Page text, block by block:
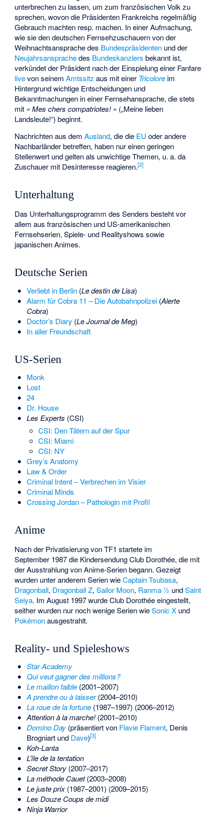
unterbrechen zu lassen, um zum französischen Volk zu
sprechen, wovon die Präsidenten Frankreichs regelmäßig
Gebrauch machten resp. machen. In einer Aufmachung,
wie sie den deutschen Fernsehzuschauern von der
Weihnachtsansprachedes Bundespräsidenten und der
Neujahrsansprachedes Bundeskanzlers bekannt ist,
verkündet der Präsident nach der Einspielung einer Fanfare
livevon seinemAmtssitz aus mit einer Tricolore im
Hintergrund wichtige Entscheidungen und
Bekanntmachungen in einer Fernsehansprache, die stets
mit « Mes chers compatriotes! » („Meine lieben
Landsleute!“) beginnt.
Nachrichten aus demAusland, die die EU oder andere
Nachbarländer betreffen, haben nur einen geringen
Stellenwert und gelten als unwichtige Themen, u. a. da
Zuschauer mit Desinteresse reagieren.[2]
Unterhaltung
Das Unterhaltungsprogramm des Senders besteht vor
allem aus französischen und US-amerikanischen
Fernsehserien, Spiele- und Realityshows sowie
japanischen Animes.
Deutsche Serien
Verliebt in Berlin(Le destin de Lisa)
Alarm für Cobra 11 – Die Autobahnpolizei(Alerte
Cobra)
Doctor’s Diary (Le Journal de Meg)
In aller Freundschaft
US-Serien
Monk
Lost
24
Dr. House
Les Experts (CSI)
CSI: Den Tätern auf der Spur
CSI: Miami
CSI: NY
Grey’s Anatomy
Law & Order
Criminal Intent – Verbrechen im Visier
Criminal Minds
Crossing Jordan – Pathologin mit Profil
Anime
Nach der Privatisierung von TF1 startete im
September 1987 die KindersendungClub Dorothée, die mit
der Ausstrahlung von Anime-Serien begann. Gezeigt
wurden unter anderem Serien wieCaptain Tsubasa,
Dragonball, Dragonball Z,Sailor Moon, Ranma ½ undSaint
Seiya. Im August 1997 wurde Club Dorothée eingestellt,
seither wurden nur noch wenige Serien wieSonic X und
Pokémonausgestrahlt.
Reality- und Spieleshows
Star Academy
Qui veut gagner des millions?
Le maillon faible(2001–2007)
A prendre ou à laisser(2004–2010)
La roue de la fortune(1987–1997) (2006–2012)
Attention à la marche!(2001–2010)
Domino Day(präsentiert von Flavie Flament, Denis
Brogniart und Dave)[3]
Koh-Lanta
L’île de la tentation
Secret Story(2007–2017)
La méthode Cauet(2003–2008)
Le juste prix(1987–2001) (2009–2015)
Les Douze Coups de midi
Ninja Warrior